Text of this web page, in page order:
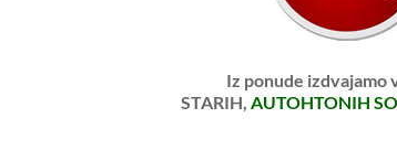
Iz ponude izdvajamo
STARIH, AUTOHTONIH